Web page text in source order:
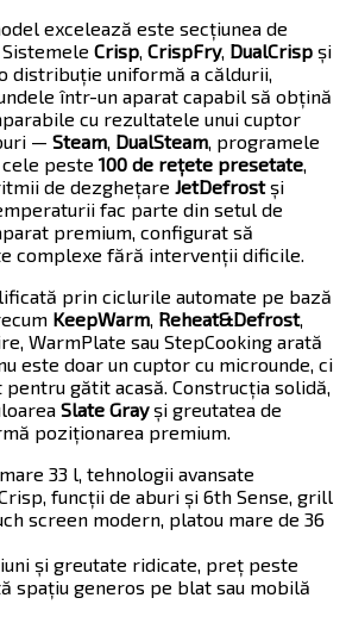
excelează este secțiunea de
Crisp, CrispFry, DualCrisp și
distribuție uniformă a căldurii,
într-un aparat capabil să obțină
cu rezultatele unui cuptor
— Steam, DualSteam, programele
cele peste 100 de rețete presetate,
de dezghețare JetDefrostși
fac parte din setul de
premium, configurat să
complexe fără intervenții dificile.
prin ciclurile automate pe bază
KeepWarm, Reheat&Defrost,
WarmPlate sau StepCooking arată
este doar un cuptor cu microunde, ci
gătit acasă. Construcția solidă,
Slate Grayși greutatea de
poziționarea premium.
33 l, tehnologii avansate
funcții de aburi și 6th Sense, grill
screen modern, platou mare de 36
și greutate ridicate, preț peste
spațiu generos pe blat sau mobilă